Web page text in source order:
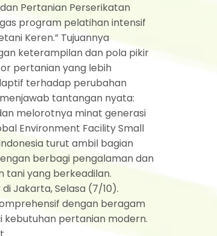
Pertanian Perserikatan
program pelatihan intensif
Keren.” Tujuannya
keterampilan dan pola pikir
pertanian yang lebih
terhadap perubahan
tantangan nyata:
melorotnya minat generasi
Environment Facility Small
turut ambil bagian
berbagi pengalaman dan
tani yang berkeadilan.
Jakarta, Selasa (7/10).
dengan beragam
kebutuhan pertanian modern.